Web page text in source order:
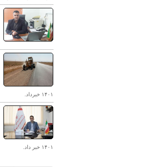
۱۴۰۱ خبرداد.
۱۴۰۱ خبر داد.